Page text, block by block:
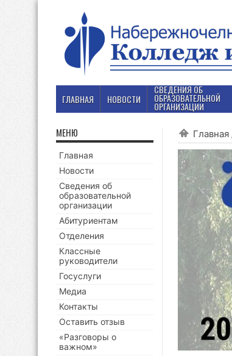
ГЛАВНАЯ НОВОСТИ
СВЕДЕНИЯ ОБ
ОБРАЗОВАТЕЛЬНОЙ
ОРГАНИЗАЦИИ
Главная
МЕНЮ
Главная
Новости
Сведения об
образовательной
организации
Абитуриентам
Отделения
Классные
руководители
Госуслуги
Медиа
Контакты
Оставить отзыв
«Разговоры о
важном»